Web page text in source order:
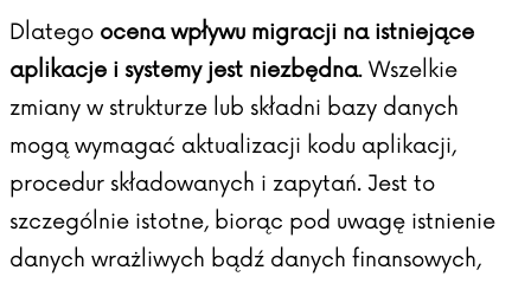
Dlatego ocena wpływu migracji na istniejące
aplikacje i systemy jest niezbędna. Wszelkie
zmiany w strukturze lub składni bazy danych
mogą wymagać aktualizacji kodu aplikacji,
procedur składowanych i zapytań. Jest to
szczególnie istotne, biorąc pod uwagę istnienie
danych wrażliwych bądź danych finansowych,